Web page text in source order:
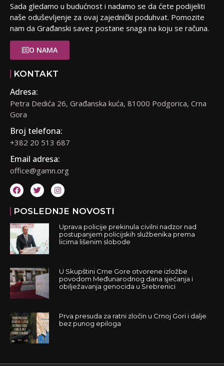
Sada gledamo u budućnost i nadamo se da ćete podijeliti
naše oduševljenje za ovaj zajednički poduhvat. Pomozite
nam da Građanski savez postane snaga na koju se računa.
O NAMA
KONTAKT
Adresa:
Petra Dedića 26, Građanska kuća, 81000 Podgorica, Crna
Gora
Broj telefona:
+382 20 513 687
Email adresa:
office@gamn.org
POSLEDNJE NOVOSTI
Uprava policije prekinula civilni nadzor nad
postupanjem policijskih službenika prema
licima lišenim slobode
U Skupštini Crne Gore otvorene izložbe
povodom Međunarodnog dana sjećanja i
obilježavanja genocida u Srebrenici
Prva presuda za ratni zločin u Crnoj Gori i dalje
bez punog epiloga